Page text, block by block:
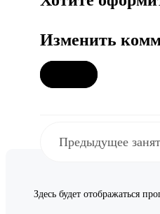
Изменить
Предыдущее
Здесь будет отображаться